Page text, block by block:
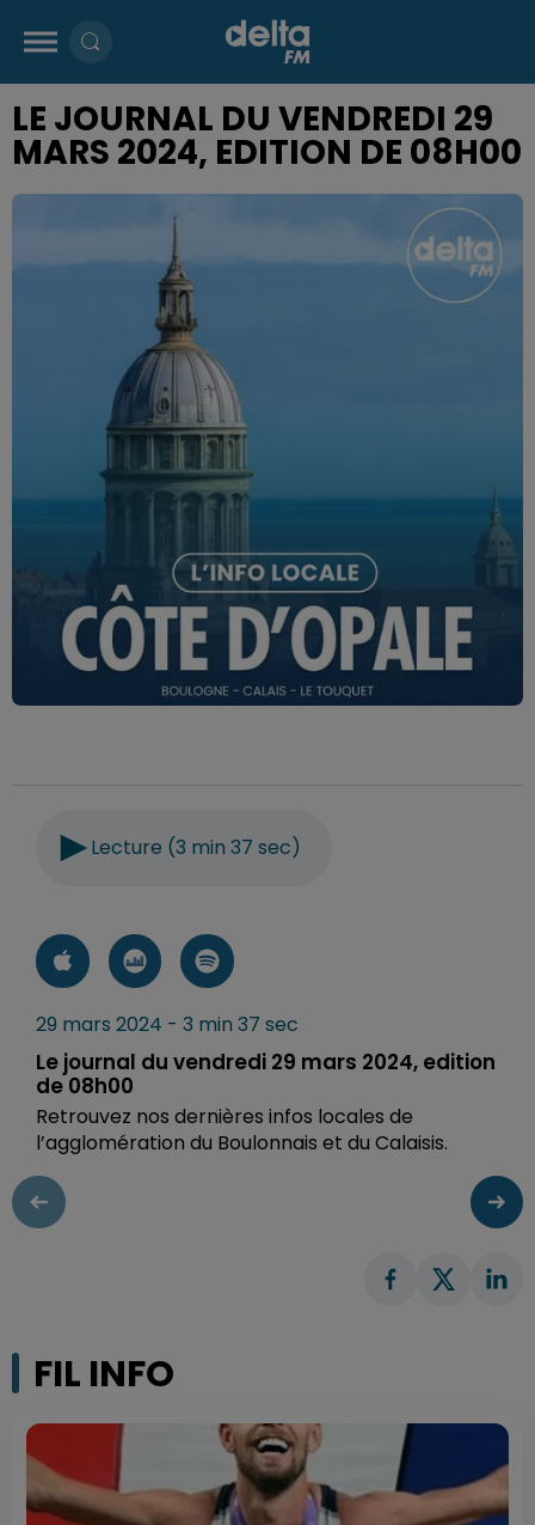
LE JOURNAL DU VENDREDI 29
MARS 2024, EDITION DE 08H00
Lecture (3 min 37 sec)
29 mars 2024 - 3 min 37 sec
Le journal du vendredi 29 mars 2024, edition
de 08h00
Retrouvez nos dernières infos locales de
l’agglomération du Boulonnais et du Calaisis.
FIL INFO